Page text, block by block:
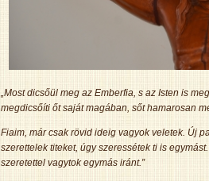
„Most dicsőül meg az Emberfia, s az Isten is
megdicsőíti őt saját magában, sőt hamarosan
Fiaim, már csak rövid ideig vagyok veletek. Új
szerettelek titeket, úgy szeressétek ti is
szeretettel vagytok egymás iránt.”